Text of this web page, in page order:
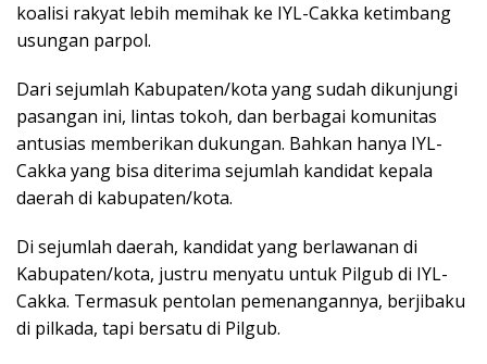
koalisi rakyat lebih memihak ke IYL-Cakka ketimbang
usungan parpol.
Dari sejumlah Kabupaten/kota yang sudah dikunjungi
pasangan ini, lintas tokoh, dan berbagai komunitas
antusias memberikan dukungan. Bahkan hanya IYL-
Cakka yang bisa diterima sejumlah kandidat kepala
daerah di kabupaten/kota.
Di sejumlah daerah, kandidat yang berlawanan di
Kabupaten/kota, justru menyatu untuk Pilgub di IYL-
Cakka. Termasuk pentolan pemenangannya, berjibaku
di pilkada, tapi bersatu di Pilgub.